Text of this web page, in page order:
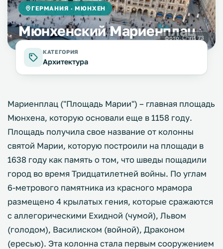
ГЕРМАНИЯ · МЮНХЕН
Мюнхенский Мариенплац
фото:Chris 73
КАТЕГОРИЯ
Архитектура
Мариенплац ("Площадь Марии") – главная площадь
Мюнхена, которую основали еще в 1158 году.
Площадь получила свое название от колонны
святой Марии, которую построили на площади в
1638 году как память о том, что шведы пощадили
город во время Тридцатилетней войны. По углам
6-метрового памятника из красного мрамора
размещено 4 крылатых гения, которые сражаются
с аллегорическими Ехидной (чумой), Львом
(голодом), Василиском (войной), Драконом
(ересью). Эта колонна стала первым сооружением